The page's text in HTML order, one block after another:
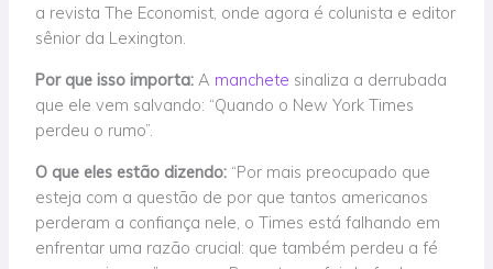
a revista The Economist, onde agora é colunista e editor
sênior da Lexington.
Por que isso importa:A manchete sinaliza a derrubada
que ele vem salvando: “Quando o New York Times
perdeu o rumo”.
O que eles estão dizendo: “Por mais preocupado que
esteja com a questão de por que tantos americanos
perderam a confiança nele, o Times está falhando em
enfrentar uma razão crucial: que também perdeu a fé